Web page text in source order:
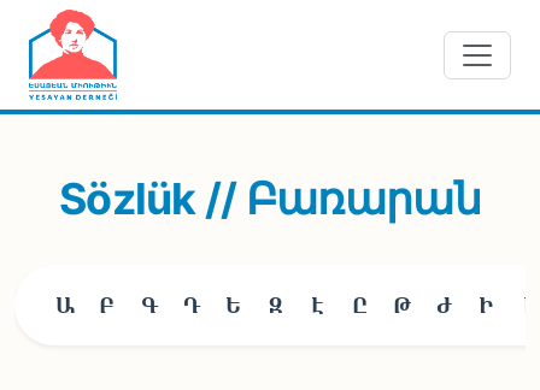
Skip to main content
Sözlük // Բառարան
Ա Բ Գ Դ Ե Զ Է Ը Թ Ժ Ի Լ